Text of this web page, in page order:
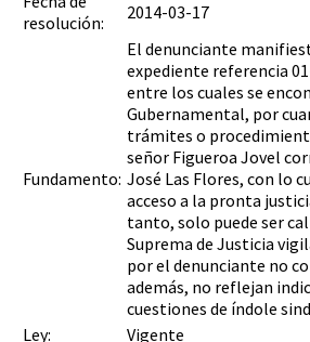
resolución:
2014-03-17
Fundamento:
El denunciante
expediente referencia
entre los cuales se
Gubernamental, por
trámites o
señor Figueroa Jovel
José Las Flores, con lo
acceso a la pronta
tanto, solo puede ser
Suprema de Justicia
por el denunciante no
además, no reflejan
cuestiones de índole
Ley:
Vigente